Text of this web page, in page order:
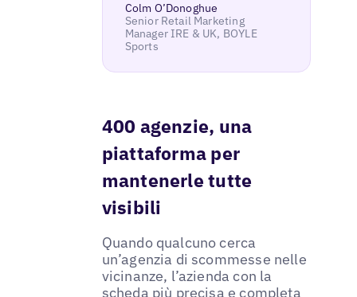
Colm O’Donoghue
Senior Retail Marketing
Manager IRE & UK, BOYLE
Sports
400 agenzie, una
piattaforma per
mantenerle tutte
visibili
Quando qualcuno cerca
un’agenzia di scommesse nelle
vicinanze, l’azienda con la
scheda più precisa e completa